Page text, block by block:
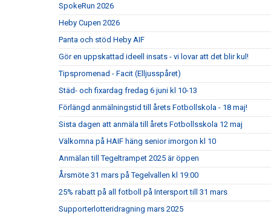
SpokeRun 2026
Heby Cupen 2026
Panta och stöd Heby AIF
Gör en uppskattad ideell insats - vi lovar att det blir kul!
Tipspromenad - Facit (Elljusspåret)
Städ- och fixardag fredag 6 juni kl 10-13
Förlängd anmälningstid till årets Fotbollskola - 18 maj!
Sista dagen att anmäla till årets Fotbollsskola 12 maj
Välkomna på HAIF häng senior imorgon kl 10
Anmälan till Tegeltrampet 2025 är öppen
Årsmöte 31 mars på Tegelvallen kl 19:00
25% rabatt på all fotboll på Intersport till 31 mars
Supporterlotteridragning mars 2025